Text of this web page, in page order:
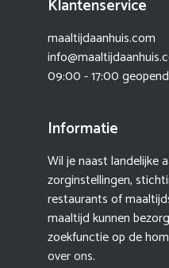
Klantenservice
maaltijdaanhuis.com
09:00 - 17:00 geopend
Informatie
Wil je naast landelijke
zorginstellingen,
restaurants of
maaltijd kunnen
zoekfunctie op de
over ons.